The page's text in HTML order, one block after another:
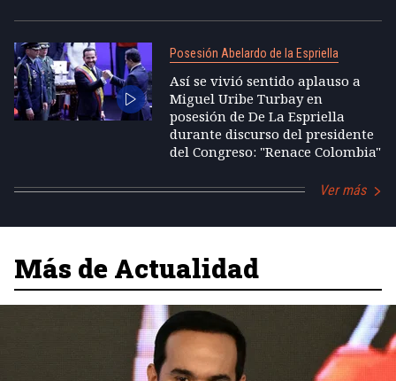
Posesión Abelardo de la Espriella
Así se vivió sentido aplauso a
Miguel Uribe Turbay en
posesión de De La Espriella
durante discurso del presidente
del Congreso: "Renace Colombia"
Ver más
Más de Actualidad